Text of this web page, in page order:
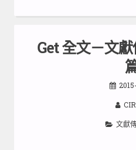
Get 全文－文
文獻